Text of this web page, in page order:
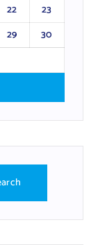
22
23
29
30